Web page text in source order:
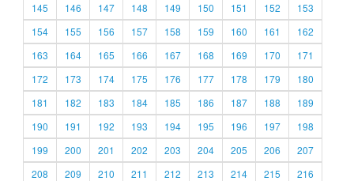
145
146 147 148 149 150 151 152
153
154
155 156 157 158 159 160 161
162
163
164 165 166 167 168 169 170
171
172
173 174 175 176 177 178 179
180
181
182 183 184 185 186 187 188
189
190
191 192 193 194 195 196 197
198
199
200 201 202 203 204 205 206
207
208
209 210 211 212 213 214 215
216